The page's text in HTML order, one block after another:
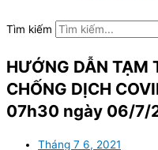
Tìm kiếm
HƯỚNG DẪN TẠM
CHỐNG DỊCH
07h30 ngày 06/7/
Tháng 7 6, 2021